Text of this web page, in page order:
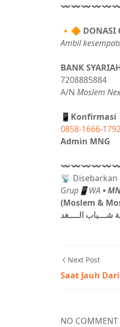
〰〰〰〰〰
🔸🔶 DONASI
Ambil
BANK
7208885884
A/N Moslem
📱Konfirmasi
0858-1666-
Admin MNG
〰〰〰〰〰
📡
Grup📱WA •
(Moslem &
شـــباب الــــغد
Next Post
Saat Jauh
NO COMMENT